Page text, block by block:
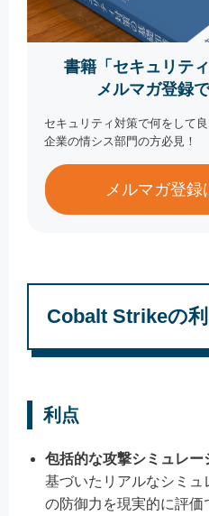
書籍「セキュリテ
メルマガ登録
セキュリティ対策で何をして
企業の情シス部門の方必見！
メルマガ登録
Cobalt Strikeの
利点
包括的な攻撃シミュレー
基づいたリアルなシミ
の防御力を現実的に評価